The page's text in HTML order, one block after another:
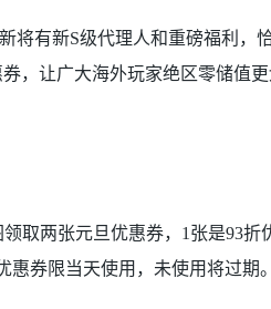
将有新S级代理人和重磅福利，
，让广大海外玩家绝区零储值
取两张元旦优惠券，1张是93折
券限当天使用，未使用将过期。